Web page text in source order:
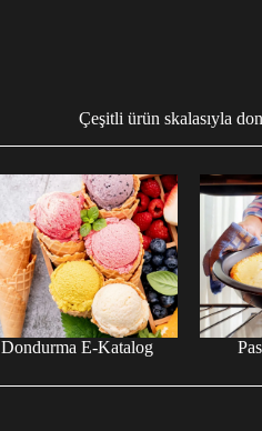
Çeşitli ürün skalasıyla
Dondurma E-Katalog